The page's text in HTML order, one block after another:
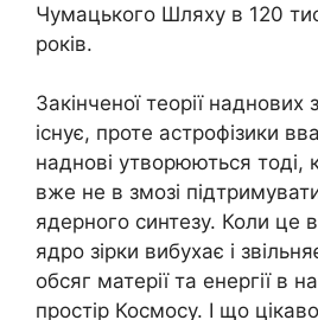
Чумацького Шляху в 120
років.
Закінченої теорії наднових
існує, проте астрофізики
наднові утворюються тоді,
вже не в змозі
ядерного синтезу. Коли це
ядро ​​зірки вибухає і
обсяг матерії та енергії в
простір Космосу. І що